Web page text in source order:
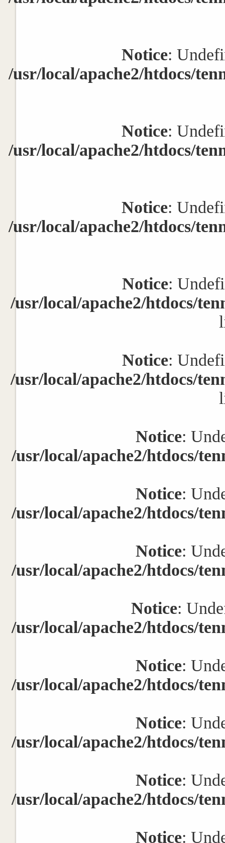
Notice:
/usr/local/apache2/htdocs/
Notice:
/usr/local/apache2/htdocs/
Notice:
/usr/local/apache2/htdocs/
Notice:
/usr/local/apache2/htdocs/
Notice:
/usr/local/apache2/htdocs/
Notice:
/usr/local/apache2/htdocs/
Notice:
/usr/local/apache2/htdocs/
Notice:
/usr/local/apache2/htdocs/
Notice:
/usr/local/apache2/htdocs/
Notice:
/usr/local/apache2/htdocs/
Notice:
/usr/local/apache2/htdocs/
Notice:
/usr/local/apache2/htdocs/
Notice: